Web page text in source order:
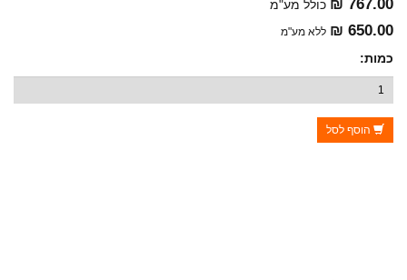
767.00 ₪ כולל מע"מ
650.00 ₪ ללא מע"מ
כמות:
הוסף לסל